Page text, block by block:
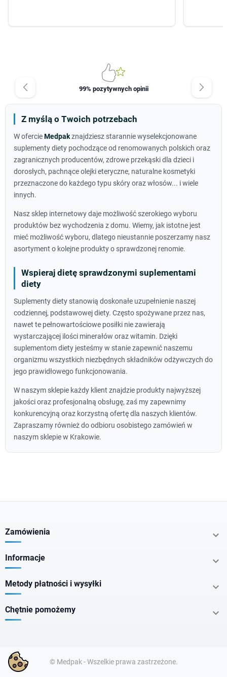
99% pozytywnych opinii
Z myślą o Twoich potrzebach
W ofercieMedpakznajdziesz starannie wyselekcjonowane
suplementy diety pochodzące od renomowanych polskich oraz
zagranicznych producentów, zdrowe przekąski dla dzieci i
dorosłych, pachnące olejki eteryczne, naturalne kosmetyki
przeznaczone do każdego typu skóry oraz włosów... i wiele
innych.
Nasz sklep internetowy daje możliwość szerokiego wyboru
produktów bez wychodzenia z domu. Wiemy, jak istotne jest
mieć możliwość wyboru, dlatego nieustannie poszerzamy nasz
asortyment o kolejne produkty o sprawdzonej renomie.
Wspieraj dietę sprawdzonymi suplementami
diety
Suplementy diety stanowią doskonałe uzupełnienie naszej
codziennej, podstawowej diety. Często spożywane przez nas,
nawet te pełnowartościowe posiłki nie zawierają
wystarczającej ilości minerałów oraz witamin. Dzięki
suplementom diety jesteśmy w stanie zapewnić naszemu
organizmu wszystkich niezbędnych składników odżywczych do
jego prawidłowego funkcjonowania.
W naszym sklepie każdy klient znajdzie produkty najwyższej
jakości oraz profesjonalną obsługę, zaś my zapewnimy
konkurencyjną oraz korzystną ofertę dla naszych klientów.
Zapraszamy również do odbioru osobistego zamówień w
naszym sklepie w Krakowie.
Zamówienia 
Informacje 
Metody płatności i wysyłki 
Chętnie pomożemy 
© Medpak - Wszelkie prawa zastrzeżone.